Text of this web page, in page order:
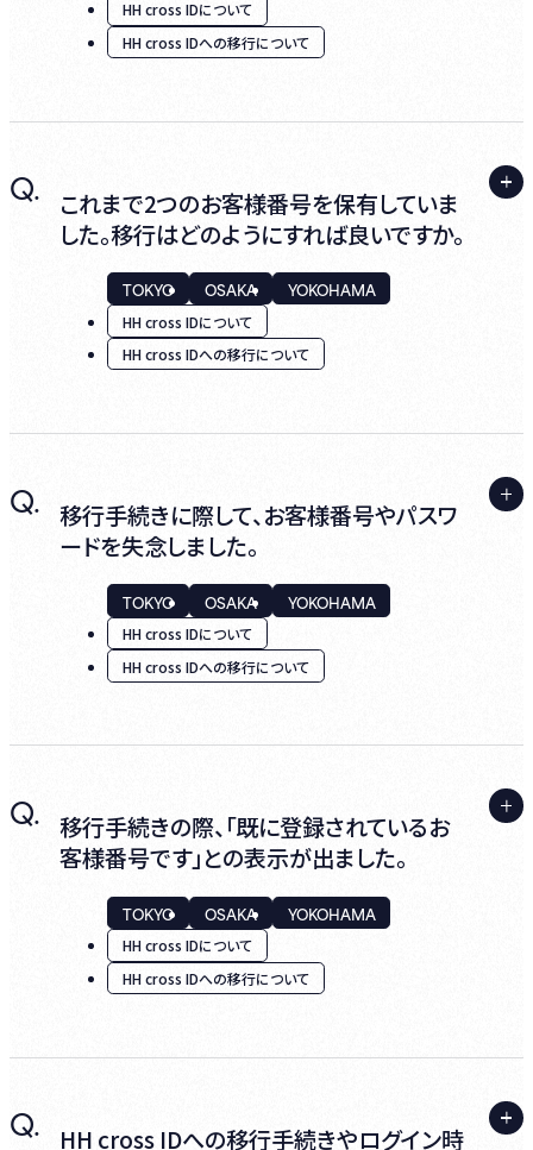
当店ではチケット購入、飲食プラン購入や、
スを利用いたします。
ください。
HH cross IDについて
HH cross IDへの移行について
「阪急阪神グループ共通ID個人情報の取扱
い」に基づき、適切にお取扱いいたします。
Q.
これまで2つのお客様番号を保有していま
した。移行はどのようにすれば良いですか。
TOKYO OSAKA YOKOHAMA
HH cross IDについて
HH cross IDへの移行について
A.
HH cross IDはおひとりにつきひとつのIDとな
ります。
HH cross IDに移行できるお客様番号はひと
つとなり、複数のお客様番号からひとつのHH
cross IDに移行することはできません。
Q.
移行手続きに際して、お客様番号やパスワ
ードを失念しました。
TOKYO OSAKA YOKOHAMA
HH cross IDについて
HH cross IDへの移行について
A.
「移行開始」画面の、「お客様番号をお忘れの
方はこちら」「パスワードをお忘れの方はこち
ら」からお手続きをお願いいたします。
Q.
移行手続きの際、「既に登録されているお
客様番号です」との表示が出ました。
TOKYO OSAKA YOKOHAMA
HH cross IDについて
HH cross IDへの移行について
そのお客様番号では、既にHH cross ID手続
Q.
HH cross IDへの移行手続きやログイン時